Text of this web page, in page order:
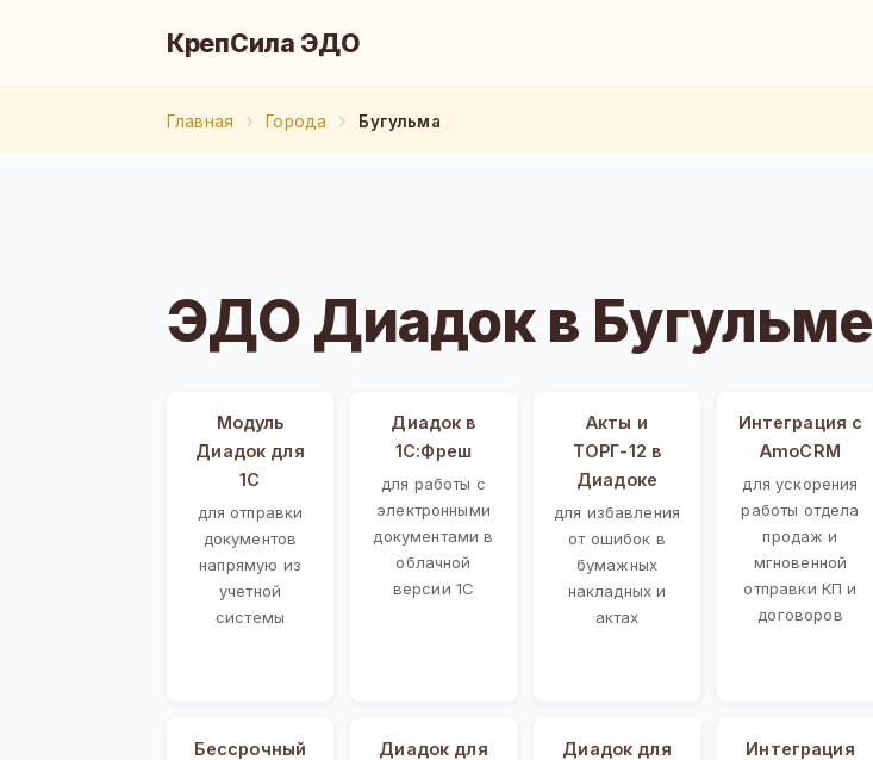
КрепСила ЭДО
Главная Города Бугульма
ЭДО Диадок в Бугульме
Модуль
Диадок для
1С
для отправки
документов
напрямую из
учетной
системы
Диадок в
1С:Фреш
для работы с
электронными
документами в
облачной
версии 1С
Акты и
ТОРГ-12 в
Диадоке
для избавления
от ошибок в
бумажных
накладных и
актах
Интеграция с
AmoCRM
для ускорения
работы отдела
продаж и
мгновенной
отправки КП и
договоров
Бессрочный
Диадок для
Диадок для
Интеграция